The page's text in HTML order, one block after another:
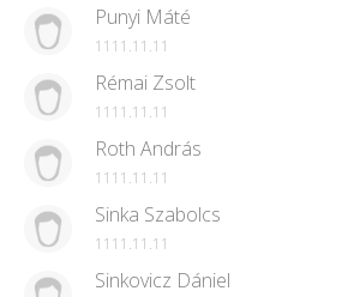
Punyi Máté
1111.11.11
Rémai Zsolt
1111.11.11
Roth András
1111.11.11
Sinka Szabolcs
1111.11.11
Sinkovicz Dániel